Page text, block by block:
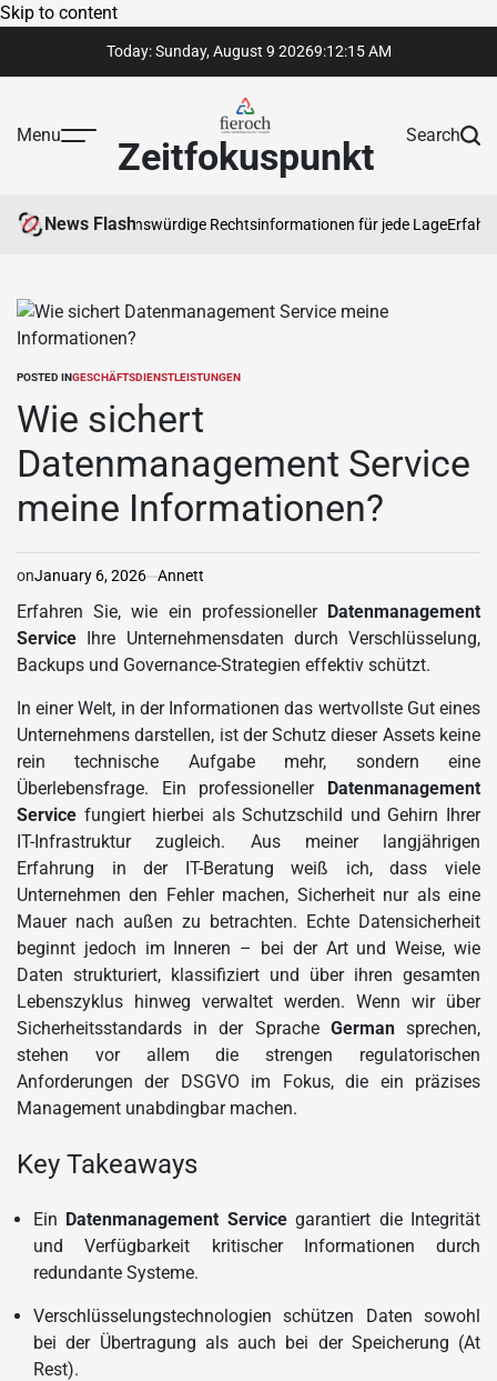
Skip to content
Today: Sunday, August 9 20269:12:16 AM
Menu Zeitfokuspunkt Search
News Flash
Vertrauenswürdige Rechtsinformationen für jede Lage Erfahrene
POSTED INGESCHÄFTSDIENSTLEISTUNGEN
Wie sichert
Datenmanagement Service
meine Informationen?
onJanuary 6, 2026 Annett
Erfahren Sie, wie ein professioneller Datenmanagement
Service Ihre Unternehmensdaten durch Verschlüsselung,
Backups und Governance-Strategien effektiv schützt.
In einer Welt, in der Informationen das wertvollste Gut eines
Unternehmens darstellen, ist der Schutz dieser Assets keine
rein technische Aufgabe mehr, sondern eine
Überlebensfrage. Ein professioneller Datenmanagement
Service fungiert hierbei als Schutzschild und Gehirn Ihrer
IT-Infrastruktur zugleich. Aus meiner langjährigen
Erfahrung in der IT-Beratung weiß ich, dass viele
Unternehmen den Fehler machen, Sicherheit nur als eine
Mauer nach außen zu betrachten. Echte Datensicherheit
beginnt jedoch im Inneren – bei der Art und Weise, wie
Daten strukturiert, klassifiziert und über ihren gesamten
Lebenszyklus hinweg verwaltet werden. Wenn wir über
Sicherheitsstandards in der Sprache Germansprechen,
stehen vor allem die strengen regulatorischen
Anforderungen der DSGVO im Fokus, die ein präzises
Management unabdingbar machen.
Key Takeaways
Ein Datenmanagement Servicegarantiert die Integrität
und Verfügbarkeit kritischer Informationen durch
redundante Systeme.
Verschlüsselungstechnologien schützen Daten sowohl
bei der Übertragung als auch bei der Speicherung (At
Rest).